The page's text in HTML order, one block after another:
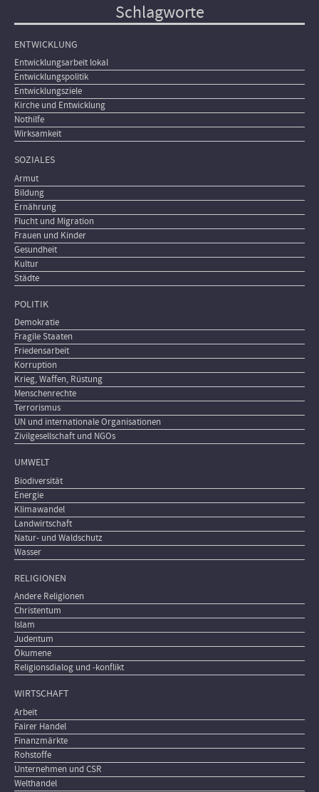
Schlagworte
ENTWICKLUNG
Entwicklungsarbeit lokal
Entwicklungspolitik
Entwicklungsziele
Kirche und Entwicklung
Nothilfe
Wirksamkeit
SOZIALES
Armut
Bildung
Ernährung
Flucht und Migration
Frauen und Kinder
Gesundheit
Kultur
Städte
POLITIK
Demokratie
Fragile Staaten
Friedensarbeit
Korruption
Krieg, Waffen, Rüstung
Menschenrechte
Terrorismus
UN und internationale Organisationen
Zivilgesellschaft und NGOs
UMWELT
Biodiversität
Energie
Klimawandel
Landwirtschaft
Natur- und Waldschutz
Wasser
RELIGIONEN
Andere Religionen
Christentum
Islam
Judentum
Ökumene
Religionsdialog und -konflikt
WIRTSCHAFT
Arbeit
Fairer Handel
Finanzmärkte
Rohstoffe
Unternehmen und CSR
Welthandel